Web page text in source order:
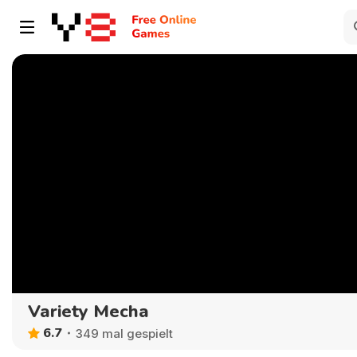
Variety Mecha
6.7 349 mal gespielt